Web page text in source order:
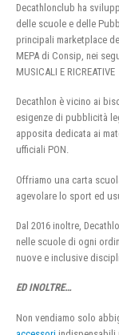
Decathlonclub ha
delle scuole e delle
principali marketplace
MEPA di Consip, nei
MUSICALI E RICREATIVE
Decathlon è vicino ai
esigenze di pubblicità
apposita dedicata ai
ufficiali PON.
Offriamo una carta
agevolare lo sport ed
Dal 2016 inoltre,
nelle scuole di ogni
nuove e inclusive
ED INOLTRE…
Non vendiamo solo